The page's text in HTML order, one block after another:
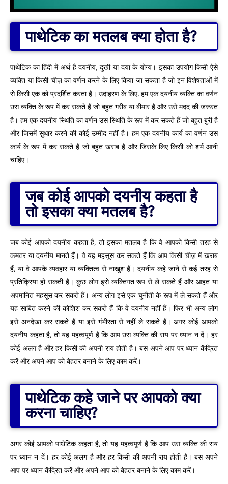
पाथेटिक का मतलब क्या होता है?
पाथेटिक का हिंदी में अर्थ है दयनीय, ​​दुखी या दया के योग्य। इसका उपयोग किसी ऐसे
व्यक्ति या किसी चीज़ का वर्णन करने के लिए किया जा सकता है जो इन विशेषताओं में
से किसी एक को प्रदर्शित करता है। उदाहरण के लिए, हम एक दयनीय व्यक्ति का वर्णन
उस व्यक्ति के रूप में कर सकते हैं जो बहुत गरीब या बीमार है और उसे मदद की जरूरत
है। हम एक दयनीय स्थिति का वर्णन उस स्थिति के रूप में कर सकते हैं जो बहुत बुरी है
और जिसमें सुधार करने की कोई उम्मीद नहीं है। हम एक दयनीय कार्य का वर्णन उस
कार्य के रूप में कर सकते हैं जो बहुत खराब है और जिसके लिए किसी को शर्म आनी
चाहिए।
जब कोई आपको दयनीय कहता है
तो इसका क्या मतलब है?
जब कोई आपको दयनीय कहता है, तो इसका मतलब है कि वे आपको किसी तरह से
कमतर या दयनीय मानते हैं। वे यह महसूस कर सकते हैं कि आप किसी चीज़ में खराब
हैं, या वे आपके व्यवहार या व्यक्तित्व से नाखुश हैं। दयनीय कहे जाने से कई तरह से
प्रतिक्रिया हो सकती है। कुछ लोग इसे व्यक्तिगत रूप से ले सकते हैं और आहत या
अपमानित महसूस कर सकते हैं। अन्य लोग इसे एक चुनौती के रूप में ले सकते हैं और
यह साबित करने की कोशिश कर सकते हैं कि वे दयनीय नहीं हैं। फिर भी अन्य लोग
इसे अनदेखा कर सकते हैं या इसे गंभीरता से नहीं ले सकते हैं। अगर कोई आपको
दयनीय कहता है, तो यह महत्वपूर्ण है कि आप उस व्यक्ति की राय पर ध्यान न दें। हर
कोई अलग है और हर किसी की अपनी राय होती है। बस अपने आप पर ध्यान केंद्रित
करें और अपने आप को बेहतर बनाने के लिए काम करें।
पाथेटिक कहे जाने पर आपको क्या
करना चाहिए?
अगर कोई आपको पाथेटिक कहता है, तो यह महत्वपूर्ण है कि आप उस व्यक्ति की राय
पर ध्यान न दें। हर कोई अलग है और हर किसी की अपनी राय होती है। बस अपने
आप पर ध्यान केंद्रित करें और अपने आप को बेहतर बनाने के लिए काम करें।